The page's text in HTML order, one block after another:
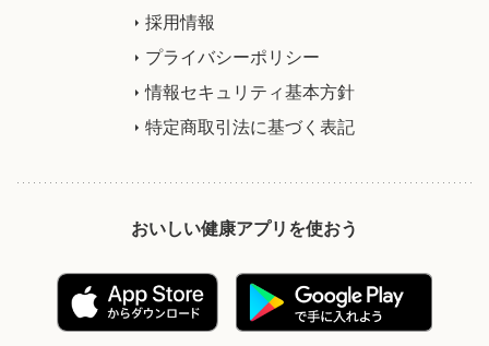
採用情報
プライバシーポリシー
情報セキュリティ基本方針
特定商取引法に基づく表記
おいしい健康アプリを使おう